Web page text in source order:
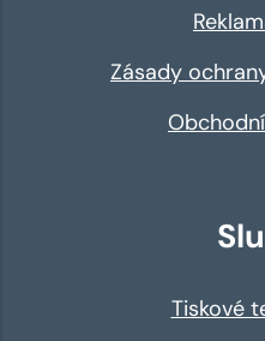
Zásady
Tiskové